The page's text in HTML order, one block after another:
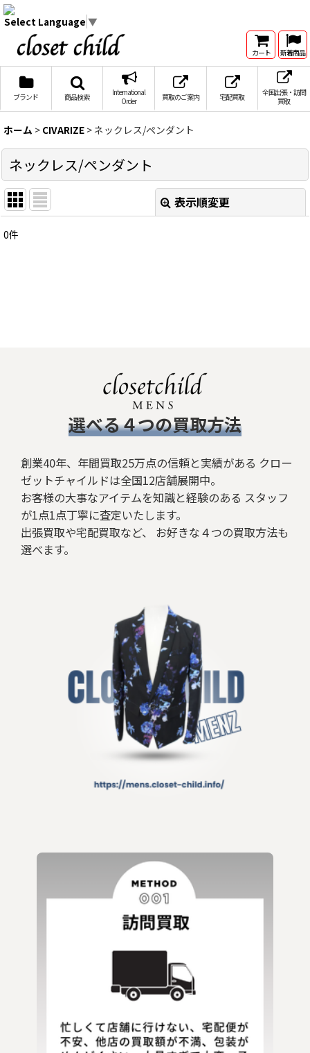
Select Language ▼
カート 新着商品
ブランド 商品検索
International
Order
買取のご案内 宅配買取
全国出張・訪問
買取
ホーム > CIVARIZE > ネックレス/ペンダント
ネックレス/ペンダント
表示順変更
表示数
0件
​選べる４つの買取方法
創業40年、年間買取25万点の信頼と実績がある クロー
ゼットチャイルドは全国12店舗展開中。
お客様の大事なアイテムを知識と経験のある スタッフ
が1点1点丁寧に査定いたします。
出張買取や宅配買取など、 お好きな４つの買取方法も
選べます。